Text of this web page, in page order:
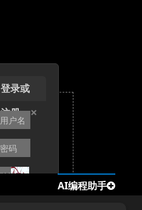
登录或
注册
×
+
AI编程助手